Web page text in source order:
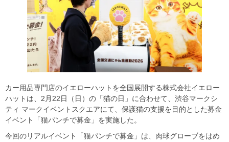
カー用品専門店のイエローハットを全国展開する株式会社イエロー
ハットは、2月22日（日）の「猫の日」に合わせて、渋谷マークシ
ティ マークイベントスクエアにて、保護猫の支援を目的とした募金
イベント「猫パンチで募金」を実施した。
今回のリアルイベント「猫パンチで募金」は、肉球グローブをはめ